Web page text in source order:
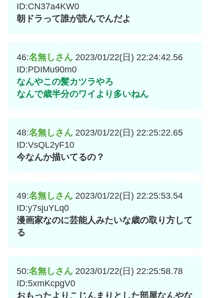
ID:CN37a4KW0
朝ドラって誰が読んでんだよ
46:名無しさん 2023/01/22(日) 22:24:42.56
ID:PDIMu90m0
なんやこの髪カツラやろ
なんで歳半分のワイより多いねん
48:名無しさん 2023/01/22(日) 22:25:22.65
ID:VsQL2yF10
今なんか描いてるの？
49:名無しさん 2023/01/22(日) 22:25:53.54
ID:y7sjuYLq0
漫画家なのに芸能人みたいな歳の取り方して
る
50:名無しさん 2023/01/22(日) 22:25:58.78
ID:5xmKcpgV0
おもったよりこじんまりとした部屋なんやな